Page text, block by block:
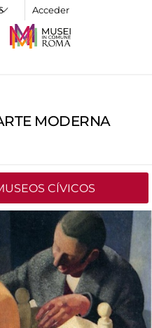
Acceder
MODERNA
CÍVICOS